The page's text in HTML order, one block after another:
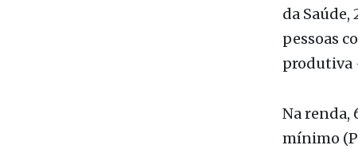
produtiva
Na renda,
nessa
uma